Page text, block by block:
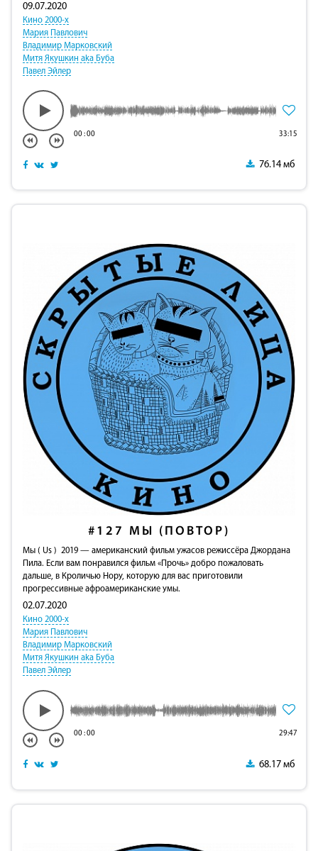
09.07.2020
Кино 2000-х
Мария Павлович
Владимир Марковский
Митя Якушкин aka Буба
Павел Эйлер
00:00 33:15
76.14 мб
#127 МЫ (ПОВТОР)
Мы ( Us ) 2019 — американский фильм ужасов режиссёра Джордана
Пила. Если вам понравился фильм «Прочь» добро пожаловать
дальше, в Кроличью Нору, которую для вас приготовили
прогрессивные афроамериканские умы.
02.07.2020
Кино 2000-х
Мария Павлович
Владимир Марковский
Митя Якушкин aka Буба
Павел Эйлер
00:00 29:47
68.17 мб